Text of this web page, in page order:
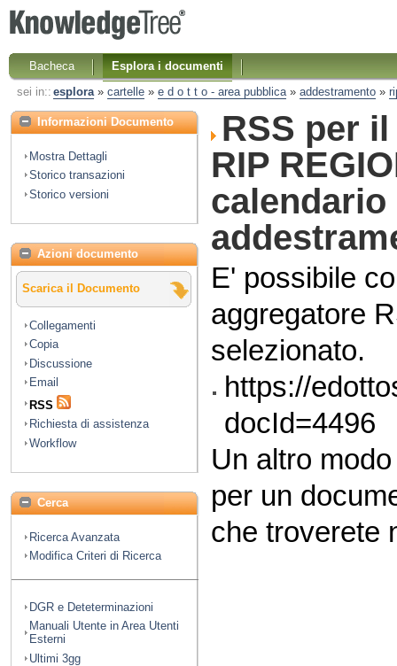
Bacheca
Esplora i documenti
sei in:: esplora» cartelle» e d o t t o - area pubblica» addestramento»
Informazioni Documento
Mostra Dettagli
Storico transazioni
Storico versioni
Azioni documento
Scarica il Documento
Collegamenti
Copia
Discussione
Email
RSS
Richiesta di assistenza
Workflow
Cerca
Ricerca Avanzata
Modifica Criteri di Ricerca
DGR e Deteterminazioni
Manuali Utente in Area Utenti
Esterni
Ultimi 3gg
RSS per
RIP
E' possibile
aggregatore
selezionato.
https://
docId=4496
Un altro
per un
che troverete